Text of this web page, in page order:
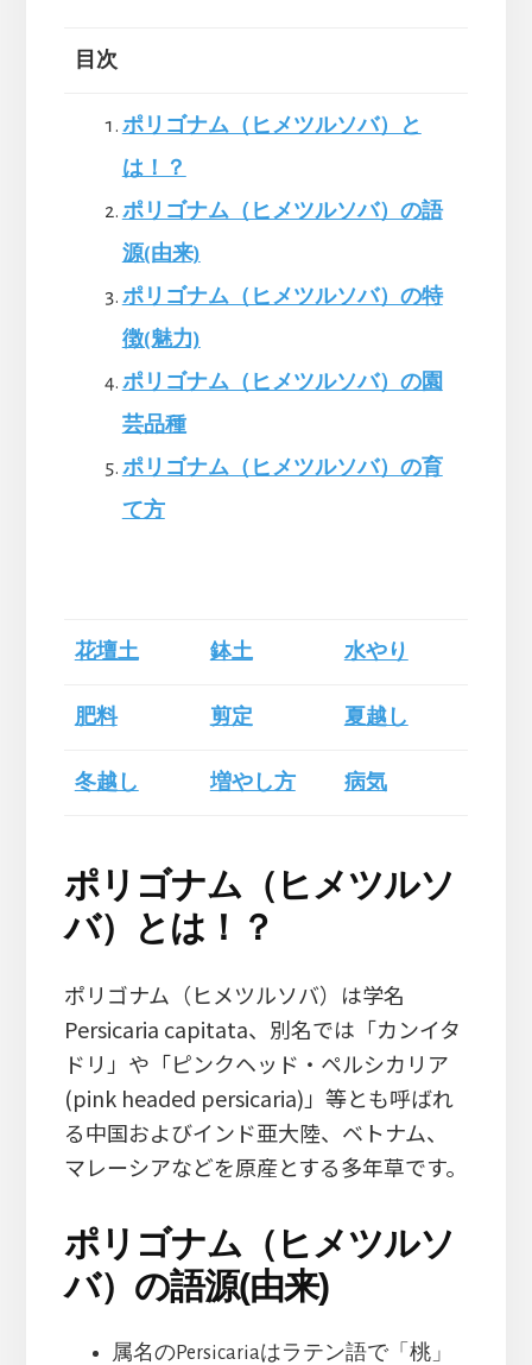
目次
ポリゴナム（ヒメツルソバ）と
は！？
ポリゴナム（ヒメツルソバ）の語
源(由来)
ポリゴナム（ヒメツルソバ）の特
徴(魅力)
ポリゴナム（ヒメツルソバ）の園
芸品種
ポリゴナム（ヒメツルソバ）の育
て方
花壇土 鉢土 水やり
肥料 剪定 夏越し
冬越し 増やし方 病気
ポリゴナム（ヒメツルソ
バ）とは！？
ポリゴナム（ヒメツルソバ）は学名
Persicaria capitata、別名では「カンイタ
ドリ」や「ピンクヘッド・ペルシカリア
(pink headed persicaria)」等とも呼ばれ
る中国およびインド亜大陸、ベトナム、
マレーシアなどを原産とする多年草です。
ポリゴナム（ヒメツルソ
バ）の語源(由来)
属名のPersicariaはラテン語で「桃」